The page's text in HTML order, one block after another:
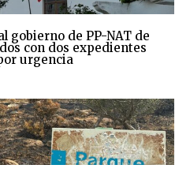
gobierno de PP-NAT de
con dos expedientes
urgencia